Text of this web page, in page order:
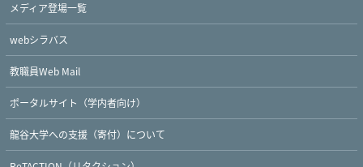
メディア登場一覧
webシラバス
教職員Web Mail
ポータルサイト（学内者向け）
龍谷大学への支援（寄付）について